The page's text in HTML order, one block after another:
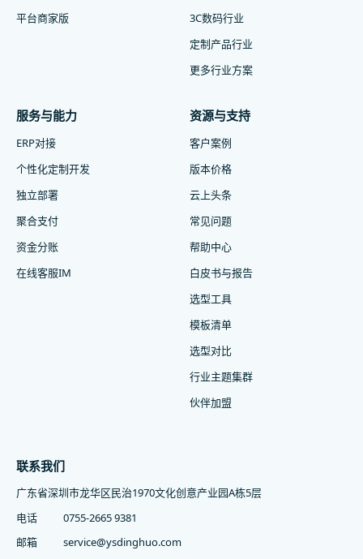
平台商家版
3C数码行业
定制产品行业
更多行业方案
服务与能力
ERP对接
个性化定制开发
独立部署
聚合支付
资金分账
在线客服IM
资源与支持
客户案例
版本价格
云上头条
常见问题
帮助中心
白皮书与报告
选型工具
模板清单
选型对比
行业主题集群
伙伴加盟
联系我们
广东省深圳市龙华区民治1970文化创意产业园A栋5层
电话
0755-2665 9381
邮箱
service@ysdinghuo.com